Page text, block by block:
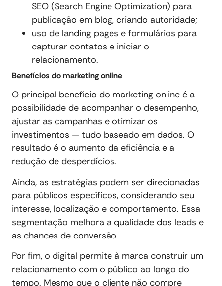
SEO (Search Engine Optimization) para
publicação em blog, criando autoridade;
uso de landing pages e formulários para
capturar contatos e iniciar o
relacionamento.
Benefícios do marketing online
O principal benefício do marketing online é a
possibilidade de acompanhar o desempenho,
ajustar as campanhas e otimizar os
investimentos — tudo baseado em dados. O
resultado é o aumento da eficiência e a
redução de desperdícios.
Ainda, as estratégias podem ser direcionadas
para públicos específicos, considerando seu
interesse, localização e comportamento. Essa
segmentação melhora a qualidade dos leads e
as chances de conversão.
Por fim, o digital permite à marca construir um
relacionamento com o público ao longo do
tempo. Mesmo que o cliente não compre